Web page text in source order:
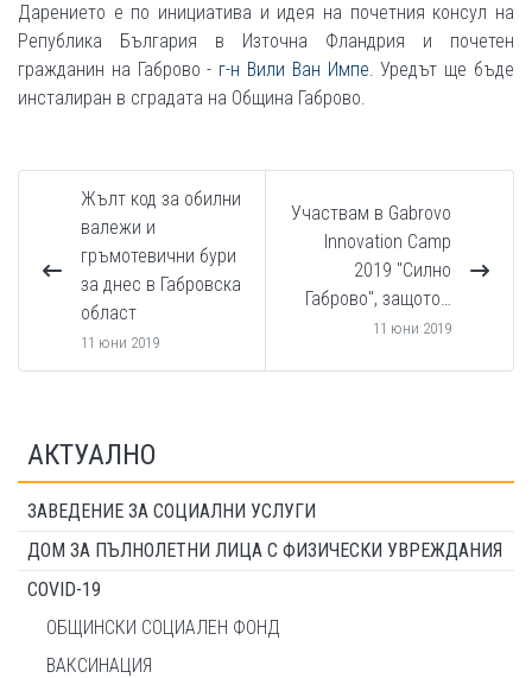
Дарението е по инициатива и идея на почетния консул на
Република България в Източна Фландрия и почетен
гражданин на Габрово - г-н Вили Ван Импе. Уредът ще бъде
инсталиран в сградата на Община Габрово.
Жълт код за обилни
валежи и
гръмотевични бури
за днес в Габровска
област
11 юни 2019
Участвам в Gabrovo
Innovation Camp
2019 "Силно
Габрово", защото…
11 юни 2019
АКТУАЛНО
ЗАВЕДЕНИЕ ЗА СОЦИАЛНИ УСЛУГИ
ДОМ ЗА ПЪЛНОЛЕТНИ ЛИЦА С ФИЗИЧЕСКИ УВРЕЖДАНИЯ
COVID-19
ОБЩИНСКИ СОЦИАЛЕН ФОНД
ВАКСИНАЦИЯ